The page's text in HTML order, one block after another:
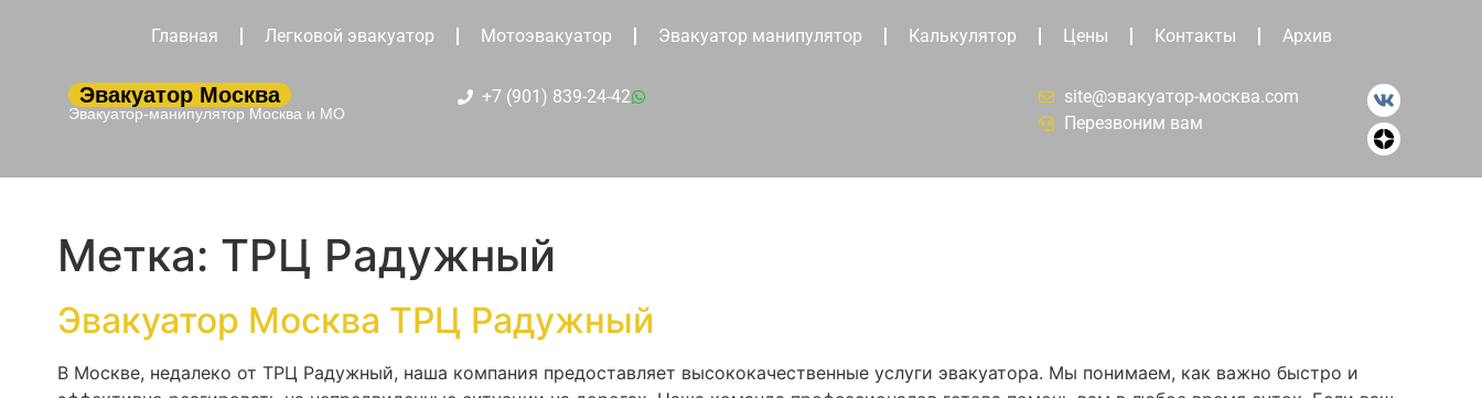
Главная Легковой эвакуатор Мотоэвакуатор Эвакуатор манипулятор Калькулятор Цены Контакты Архив
Эвакуатор Москва
Эвакуатор-манипулятор Москва и МО
+7 (901) 839-24-42
site@эвакуатор-москва.com
Перезвоним вам
Метка: ТРЦ Радужный
Эвакуатор Москва ТРЦ Радужный
В Москве, недалеко от ТРЦ Радужный, наша компания предоставляет высококачественные услуги эвакуатора. Мы понимаем, как важно быстро и